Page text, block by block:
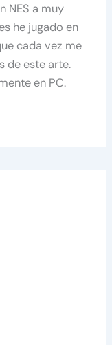
NES a muy
he jugado en
cada vez me
de este arte.
en PC.